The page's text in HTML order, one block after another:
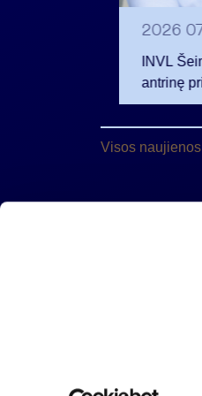
2026
INVL
antrinę
kapitalo
pritraukė
Visos naujienos
Gynėjų g. 14,